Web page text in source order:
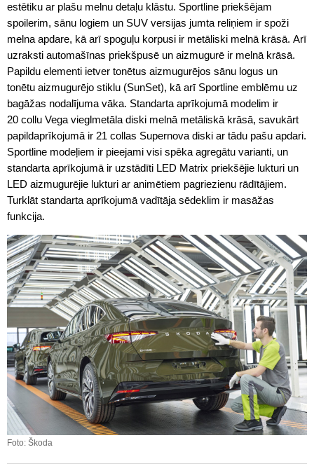
estētiku ar plašu melnu detaļu klāstu. Sportline priekšējam
spoilerim, sānu logiem un SUV versijas jumta reliņiem ir spoži
melna apdare, kā arī spoguļu korpusi ir metāliski melnā krāsā. Arī
uzraksti automašīnas priekšpusē un aizmugurē ir melnā krāsā.
Papildu elementi ietver tonētus aizmugurējos sānu logus un
tonētu aizmugurējo stiklu (SunSet), kā arī Sportline emblēmu uz
bagāžas nodalījuma vāka. Standarta aprīkojumā modelim ir
20 collu Vega vieglmetāla diski melnā metāliskā krāsā, savukārt
papildaprīkojumā ir 21 collas Supernova diski ar tādu pašu apdari.
Sportline modeļiem ir pieejami visi spēka agregātu varianti, un
standarta aprīkojumā ir uzstādīti LED Matrix priekšējie lukturi un
LED aizmugurējie lukturi ar animētiem pagriezienu rādītājiem.
Turklāt standarta aprīkojumā vadītāja sēdeklim ir masāžas
funkcija.
Foto: Škoda